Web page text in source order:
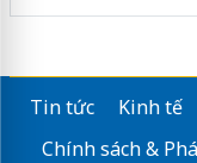
Tin tức Kinh tế
Chính sách &